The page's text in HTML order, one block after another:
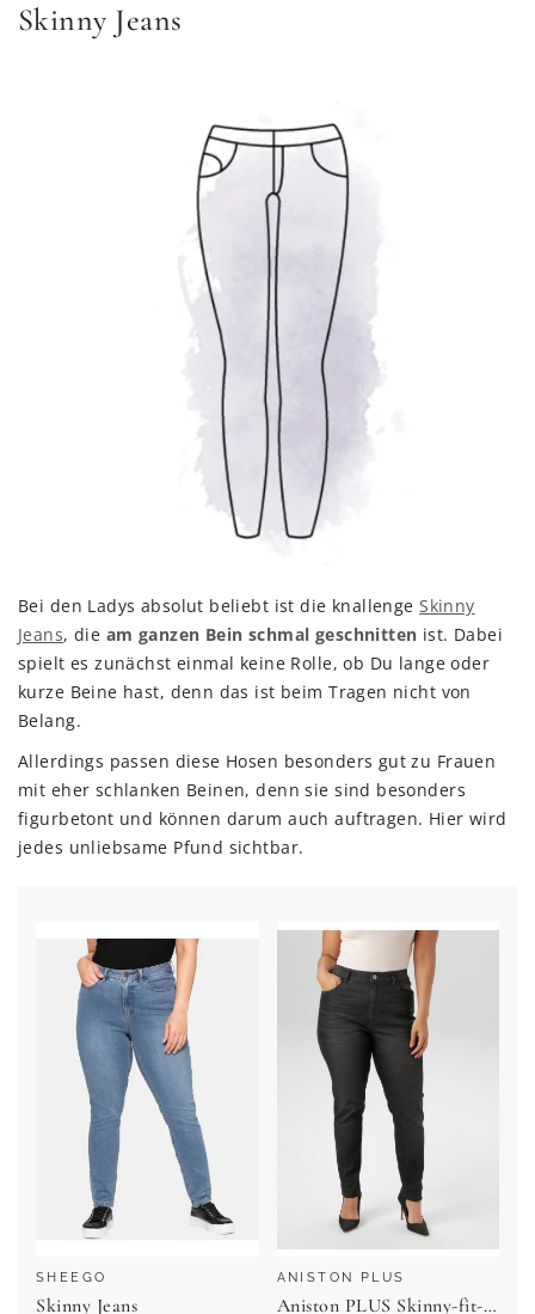
Skinny Jeans
Bei den Ladys absolut beliebt ist die knallengeSkinny
Jeans, die am ganzen Bein schmal geschnitten ist. Dabei
spielt es zunächst einmal keine Rolle, ob Du lange oder
kurze Beine hast, denn das ist beim Tragen nicht von
Belang.
Allerdings passen diese Hosen besonders gut zu Frauen
mit eher schlanken Beinen, denn sie sind besonders
figurbetont und können darum auch auftragen. Hier wird
jedes unliebsame Pfund sichtbar.
SHEEGO
Skinny Jeans
ANISTON PLUS
Aniston PLUS Skinny-fit-Jeans regular waist - in dezenter Used-Waschung